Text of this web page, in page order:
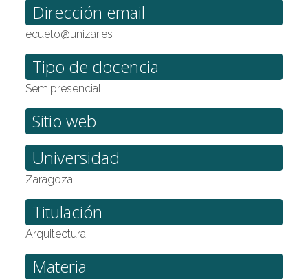
Dirección email
ecueto@unizar.es
Tipo de docencia
Semipresencial
Sitio web
Universidad
Zaragoza
Titulación
Arquitectura
Materia